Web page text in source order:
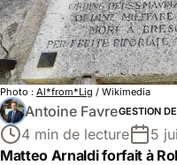
Photo : Al*from*Lig / Wikimedia
Antoine FavreGESTION
4 min de lecture
5
Matteo Arnaldi forfait à